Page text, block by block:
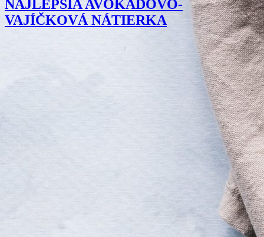
NAJLEPŠIA AVOKÁDOVO-
VAJÍČKOVÁ NÁTIERKA